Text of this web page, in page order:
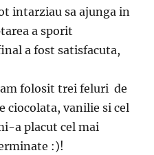
intarziau sa ajunga in
a sporit
a fost satisfacuta,
folosit trei feluri de
ciocolata, vanilie si cel
a placut cel mai
:)!